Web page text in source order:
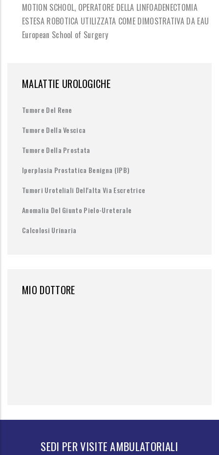
MOTION SCHOOL, OPERATORE DELLA LINFOADENECTOMIA
ESTESA ROBOTICA UTILIZZATA COME DIMOSTRATIVA DA EAU
European School of Surgery
MALATTIE UROLOGICHE
Tumore Del Rene
Tumore Della Vescica
Tumore Della Prostata
Iperplasia Prostatica Benigna (IPB)
Tumori Uroteliali Dell'alta Via Escretrice
Anomalia Del Giunto Pielo-Ureterale
Calcolosi Urinaria
MIO DOTTORE
SEDI PER VISITE AMBULATORIALI